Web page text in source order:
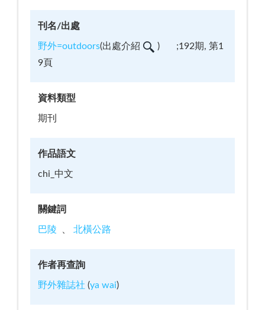
刊名/出處
野外=outdoors(出處介紹 )
;192期, 第1
9頁
資料類型
期刊
作品語文
chi_中文
關鍵詞
巴陵 北橫公路
作者再查詢
野外雜誌社 (ya wai)